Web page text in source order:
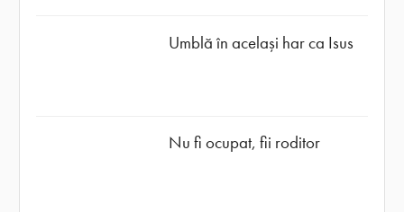
Umblă în același har ca Isus
Nu fi ocupat, fii roditor